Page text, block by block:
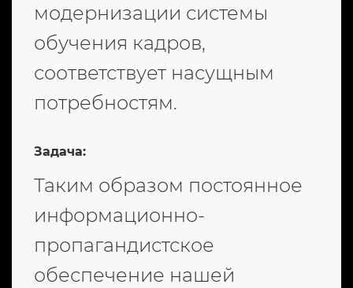
модернизации системы
обучения кадров,
соответствует насущным
потребностям.
Задача:
Таким образом постоянное
информационно-
пропагандистское
обеспечение нашей